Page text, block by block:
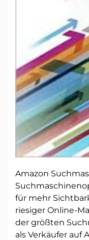
Amazon
für mehr
riesiger Online-
der größten
als Verkäufer auf